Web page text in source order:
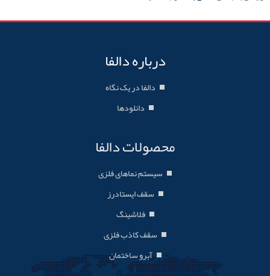
درباره دالفا
دالفا در یک نگاه
دانلودها
محصولات دالفا
سیستم نماهای فلزی
سقف ایستادرز
فلاشینگ
سقف کاذب فلزی
آبرو ساختمان